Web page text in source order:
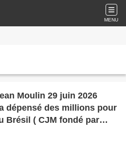
MENU
Moulin 29 juin 2026
dépensé des millions pour
Brésil ( CJM fondé par